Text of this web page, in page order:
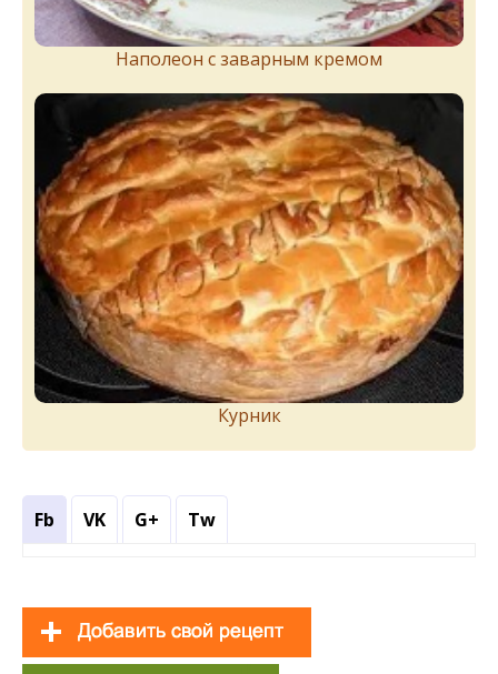
Наполеон с заварным кремом
Курник
Fb VK G+ Tw